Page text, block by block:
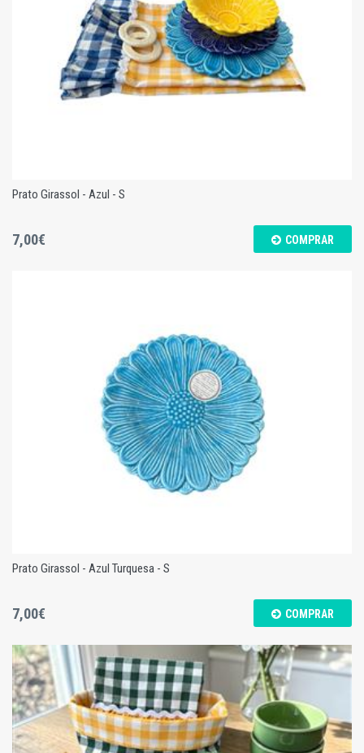
Prato Girassol - Azul - S
Prato Girassol - Azul - S
7,00€ COMPRAR
Prato Girassol - Azul Turquesa - S
Prato Girassol - Azul Turquesa - S
7,00€ COMPRAR